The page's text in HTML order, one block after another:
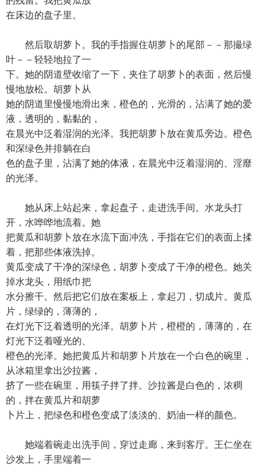
在床边的盘子里。
然后取胡萝卜。我的手指握住胡萝卜的尾部－－那撮绿
叶－－轻轻地拉了一
下。她的阴道壁收缩了一下，夹住了胡萝卜的表面，然后慢
慢地放松。胡萝卜从
她的阴道里慢慢地滑出来，橙色的，光滑的，沾满了她的爱
液，透明的，黏黏的，
在晨光中泛着湿润的光泽。我把胡萝卜放在黄瓜旁边。橙色
和深绿色并排躺在白
色的盘子里，沾满了她的体液，在晨光中泛着湿润的、淫靡
的光泽。
她从床上站起来，拿起盘子，走进洗手间。水龙头打
开，水哗哗地流着。她
把黄瓜和胡萝卜放在水流下面冲洗，手指在它们的表面上揉
着，把那些体液洗掉。
黄瓜变成了干净的深绿色，胡萝卜变成了干净的橙色。她关
掉水龙头，用纸巾把
水分擦干。然后把它们放在案板上，拿起刀，切成片。黄瓜
片，绿绿的，薄薄的，
在灯光下泛着透明的光泽。胡萝卜片，橙橙的，薄薄的，在
灯光下泛着哑光的、
橙色的光泽。她把黄瓜片和胡萝卜片放在一个白色的碗里，
从冰箱里拿出沙拉酱，
挤了一些在碗里，用筷子拌了拌。沙拉酱是白色的，浓稠
的，拌在黄瓜片和胡萝
卜片上，把绿色和橙色变成了淡淡的、奶油一样的颜色。
她端着碗走出洗手间，穿过走廊，来到客厅。王仁坐在
沙发上，手里端着一